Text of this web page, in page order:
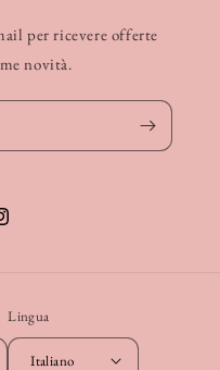
per ricevere offerte
novità.
Lingua
Italiano